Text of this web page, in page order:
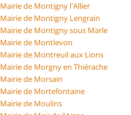
Mairie de Montigny l'Allier
Mairie de Montigny Lengrain
Mairie de Montigny sous Marle
Mairie de Montlevon
Mairie de Montreuil aux Lions
Mairie de Morgny en Thiérache
Mairie de Morsain
Mairie de Mortefontaine
Mairie de Moulins